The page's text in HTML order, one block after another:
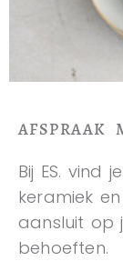
AFSPRAAK
Bij ES. vind
keramiek
aansluit op
behoeften.